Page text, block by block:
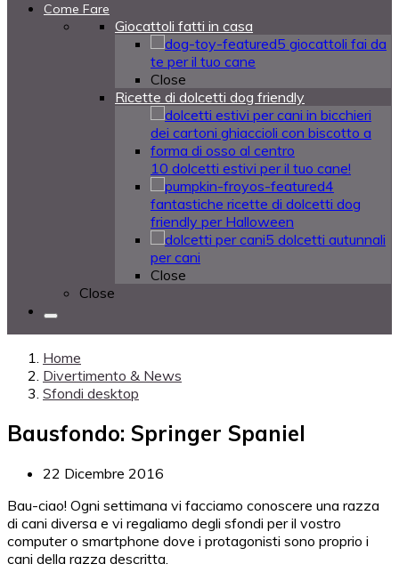
Come Fare
Giocattoli fatti in casa
5 giocattoli fai da
te per il tuo cane
Close
Ricette di dolcetti dog friendly
10 dolcetti estivi per il tuo cane!
4
fantastiche ricette di dolcetti dog
friendly per Halloween
5 dolcetti autunnali
per cani
Close
Close
Home
Divertimento & News
Sfondi desktop
Bausfondo: Springer Spaniel
22 Dicembre 2016
Bau-ciao! Ogni settimana vi facciamo conoscere una razza
di cani diversa e vi regaliamo degli sfondi per il vostro
computer o smartphone dove i protagonisti sono proprio i
cani della razza descritta.